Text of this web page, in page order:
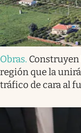
Obras.
región que la
tráfico de cara al